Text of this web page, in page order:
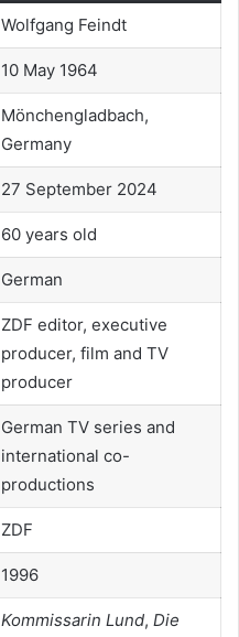
Wolfgang Feindt
10 May 1964
Mönchengladbach,
Germany
27 September 2024
60 years old
German
ZDF editor, executive
producer, film and TV
producer
German TV series and
international co-
productions
ZDF
1996
Kommissarin Lund, Die